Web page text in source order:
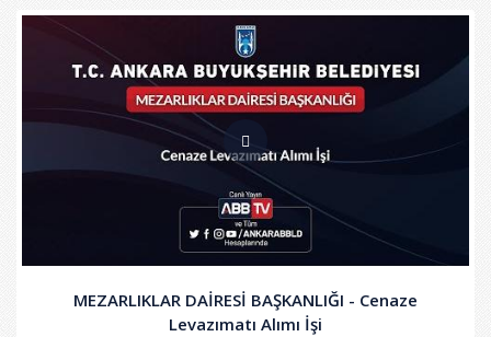
MEZARLIKLAR DAİRESİ BAŞKANLIĞI - Cenaze
Levazımatı Alımı İşi